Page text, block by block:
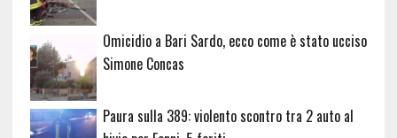
Omicidio a Bari Sardo, ecco come è stato ucciso
Simone Concas
Paura sulla 389: violento scontro tra 2 auto al